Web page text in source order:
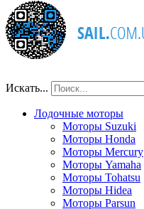
Искать...
Лодочные моторы
Моторы Suzuki
Моторы Honda
Моторы Mercury
Моторы Yamaha
Моторы Tohatsu
Моторы Hidea
Моторы Parsun